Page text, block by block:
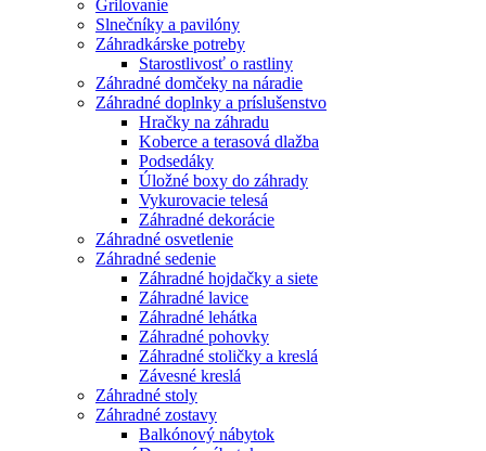
Grilovanie
Slnečníky a pavilóny
Záhradkárske potreby
Starostlivosť o rastliny
Záhradné domčeky na náradie
Záhradné doplnky a príslušenstvo
Hračky na záhradu
Koberce a terasová dlažba
Podsedáky
Úložné boxy do záhrady
Vykurovacie telesá
Záhradné dekorácie
Záhradné osvetlenie
Záhradné sedenie
Záhradné hojdačky a siete
Záhradné lavice
Záhradné lehátka
Záhradné pohovky
Záhradné stoličky a kreslá
Závesné kreslá
Záhradné stoly
Záhradné zostavy
Balkónový nábytok